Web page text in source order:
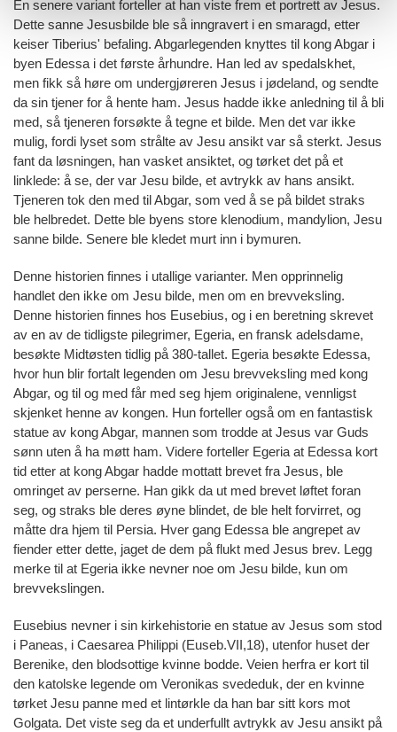
En senere variant forteller at han viste frem et portrett av Jesus.
Dette sanne Jesusbilde ble så inngravert i en smaragd, etter
keiser Tiberius' befaling. Abgarlegenden knyttes til kong Abgar i
byen Edessa i det første århundre. Han led av spedalskhet,
men fikk så høre om undergjøreren Jesus i jødeland, og sendte
da sin tjener for å hente ham. Jesus hadde ikke anledning til å bli
med, så tjeneren forsøkte å tegne et bilde. Men det var ikke
mulig, fordi lyset som strålte av Jesu ansikt var så sterkt. Jesus
fant da løsningen, han vasket ansiktet, og tørket det på et
linklede: å se, der var Jesu bilde, et avtrykk av hans ansikt.
Tjeneren tok den med til Abgar, som ved å se på bildet straks
ble helbredet. Dette ble byens store klenodium, mandylion, Jesu
sanne bilde. Senere ble kledet murt inn i bymuren.
Denne historien finnes i utallige varianter. Men opprinnelig
handlet den ikke om Jesu bilde, men om en brevveksling.
Denne historien finnes hos Eusebius, og i en beretning skrevet
av en av de tidligste pilegrimer, Egeria, en fransk adelsdame,
besøkte Midtøsten tidlig på 380-tallet. Egeria besøkte Edessa,
hvor hun blir fortalt legenden om Jesu brevveksling med kong
Abgar, og til og med får med seg hjem originalene, vennligst
skjenket henne av kongen. Hun forteller også om en fantastisk
statue av kong Abgar, mannen som trodde at Jesus var Guds
sønn uten å ha møtt ham. Videre forteller Egeria at Edessa kort
tid etter at kong Abgar hadde mottatt brevet fra Jesus, ble
omringet av perserne. Han gikk da ut med brevet løftet foran
seg, og straks ble deres øyne blindet, de ble helt forvirret, og
måtte dra hjem til Persia. Hver gang Edessa ble angrepet av
fiender etter dette, jaget de dem på flukt med Jesus brev. Legg
merke til at Egeria ikke nevner noe om Jesu bilde, kun om
brevvekslingen.
Eusebius nevner i sin kirkehistorie en statue av Jesus som stod
i Paneas, i Caesarea Philippi (Euseb.VII,18), utenfor huset der
Berenike, den blodsottige kvinne bodde. Veien herfra er kort til
den katolske legende om Veronikas svededuk, der en kvinne
tørket Jesu panne med et lintørkle da han bar sitt kors mot
Golgata. Det viste seg da et underfullt avtrykk av Jesu ansikt på